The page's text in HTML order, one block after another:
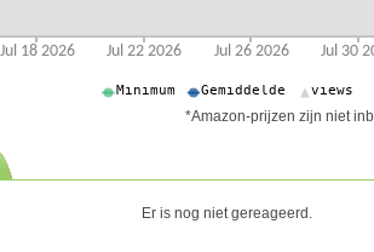
*Amazon-prijzen zijn niet
Er is nog niet gereageerd.